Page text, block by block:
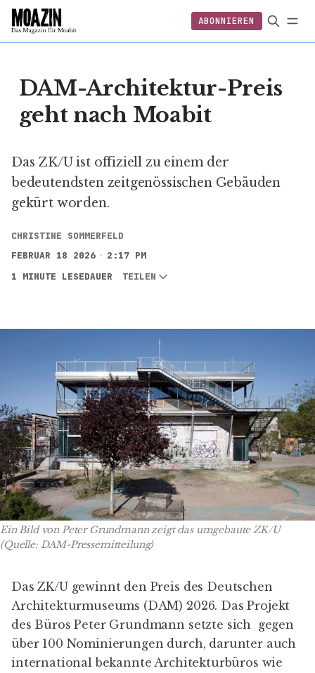
ABONNIEREN
EINLOGGEN
ABONNIEREN FOLGEN
DAM-Architektur-Preis
geht nach Moabit
Das ZK/U ist offiziell zu einem der
bedeutendsten zeitgenössischen Gebäuden
gekürt worden.
CHRISTINE SOMMERFELD
FEBRUAR 18 2026
2:17 PM
1 MINUTE LESEDAUER
TEILEN
Ein Bild von Peter Grundmann zeigt das umgebaute ZK/U
(Quelle: DAM-Pressemitteilung)
Das ZK/U gewinnt den Preis des Deutschen
Architekturmuseums (DAM) 2026. Das Projekt
des Büros Peter Grundmann setzte sich gegen
über 100 Nominierungen durch, darunter auch
international bekannte Architekturbüros wie